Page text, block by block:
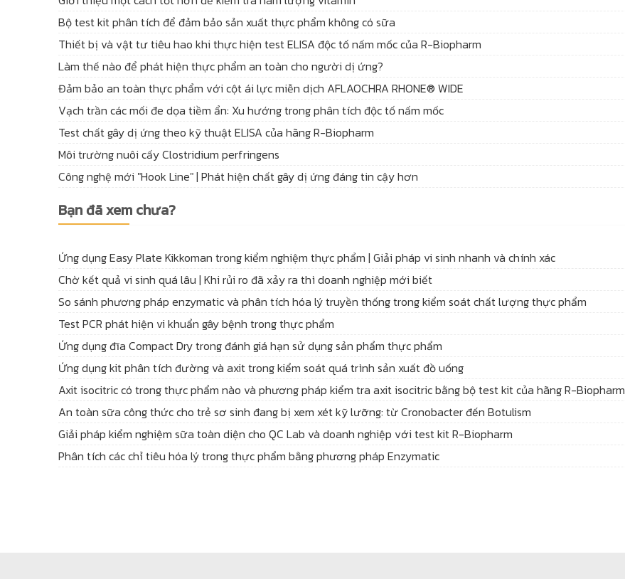
Bộ test kit phân tích để đảm bảo sản xuất thực phẩm không có sữa
Thiết bị và vật tư tiêu hao khi thực hiện test ELISA độc tố nấm mốc của R-Biopharm
Làm thế nào để phát hiện thực phẩm an toàn cho người dị ứng?
Đảm bảo an toàn thực phẩm với cột ái lực miễn dịch AFLAOCHRA RHONE® WIDE
Vạch trần các mối đe dọa tiềm ẩn: Xu hướng trong phân tích độc tố nấm mốc
Test chất gây dị ứng theo kỹ thuật ELISA của hãng R-Biopharm
Môi trường nuôi cấy Clostridium perfringens
Công nghệ mới "Hook Line" | Phát hiện chất gây dị ứng đáng tin cậy hơn
Bạn đã xem chưa?
Ứng dụng Easy Plate Kikkoman trong kiểm nghiệm thực phẩm | Giải pháp vi sinh nhanh và chính xác
Chờ kết quả vi sinh quá lâu | Khi rủi ro đã xảy ra thì doanh nghiệp mới biết
So sánh phương pháp enzymatic và phân tích hóa lý truyền thống trong kiểm soát chất lượng thực phẩm
Test PCR phát hiện vi khuẩn gây bệnh trong thực phẩm
Ứng dụng đĩa Compact Dry trong đánh giá hạn sử dụng sản phẩm thực phẩm
Ứng dụng kit phân tích đường và axit trong kiểm soát quá trình sản xuất đồ uống
Axit isocitric có trong thực phẩm nào và phương pháp kiểm tra axit isocitric bằng bộ test kit của hãng R-Biopharm
An toàn sữa công thức cho trẻ sơ sinh đang bị xem xét kỹ lưỡng: từ Cronobacter đến Botulism
Giải pháp kiểm nghiệm sữa toàn diện cho QC Lab và doanh nghiệp với test kit R-Biopharm
Phân tích các chỉ tiêu hóa lý trong thực phẩm bằng phương pháp Enzymatic